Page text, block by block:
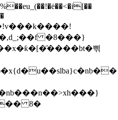
�8���}
삒
8�